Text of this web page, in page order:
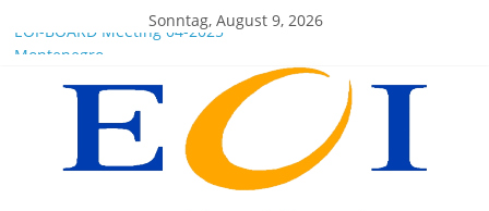
Sonntag, August 9, 2026
EOI-BOARD Meeting 04-2025
Montenegro
News for members of the EOI
EOI – General ASSEMBLY 2025 10 28
President Milkov participated in the Doha Conference on
Artificial Intelligence and Human Rights